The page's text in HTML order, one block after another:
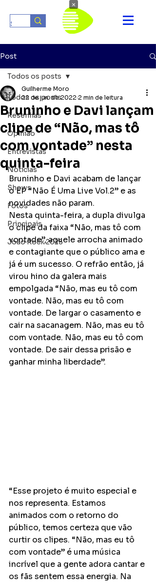
Post
Todos os posts
Resenhas
Opinião
Entrevistas
Notícias
Shows
Fotos
Principais
João Rock 2025
Todos os posts
Bruninho e Davi lançam
clipe de “Não, mas tô
com vontade” nesta
quinta-feira
Guilherme Moro
22 de jun. de 2022 2 min de leitura
Bruninho e Davi acabam de lançar
o EP “Não É Uma Live Vol.2” e as
novidades não param.
Nesta quinta-feira, a dupla divulga
o clipe da faixa “Não, mas tô com
vontade”, aquele arrocha animado
e contagiante que o público ama e
já é um sucesso. O refrão então, já
virou hino da galera mais
empolgada “Não, mas eu tô com
vontade. Não, mas eu tô com
vontade. De largar o casamento e
cair na sacanagem. Não, mas eu tô
com vontade. Não, mas eu tô com
vontade. De sair dessa prisão e
ganhar minha liberdade”.
“Esse projeto é muito especial e
nos representa. Estamos
animados com o retorno do
público, temos certeza que vão
curtir os clipes. “Não, mas eu tô
com vontade” é uma música
incrível que a gente adora cantar e
os fãs sentem essa energia. Na
×